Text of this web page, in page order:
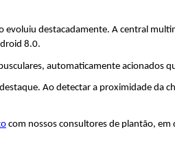
destacadamente. A central
8.0.
automaticamente acionados
Ao detectar a proximidade da
com nossos consultores de plantão, em